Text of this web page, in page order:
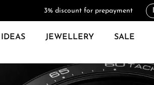
3% discount for prepayment
JEWELLERY SALE